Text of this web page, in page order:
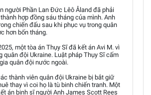
người Phần Lan Đức Lêô Åland đã phải
hợp đồng sáu tháng của mình. Anh
chiến đấu sau khi phục vụ trong quân
hơn bốn tháng.
một tòa án Thụy Sĩ đã kết án Avi M. vì
quân đội Ukraine. Luật pháp Thụy Sĩ cấm
quân đội nước ngoài.
thành viên quân đội Ukraine bị bắt giữ
thay vì coi họ là tù binh chiến tranh. Một
án binh sĩ người Anh James Scott Rees